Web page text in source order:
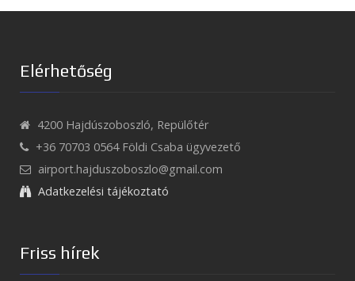
Elérhetőség
4200 Hajdúszoboszló, Repülőtér
+36 70703 0564 Földi Csaba ügyvezető
airport.hajduszoboszlo@gmail.com
Adatkezelési tájékoztató
Friss hírek